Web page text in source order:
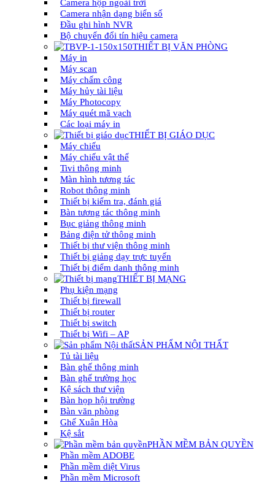
Camera hộp ngoài trời
Camera nhận dạng biển số
Đầu ghi hình NVR
Bộ chuyển đổi tín hiệu camera
THIẾT BỊ VĂN PHÒNG
Máy in
Máy scan
Máy chấm công
Máy hủy tài liệu
Máy Photocopy
Máy quét mã vạch
Các loại máy in
THIẾT BỊ GIÁO DỤC
Máy chiếu
Máy chiếu vật thể
Tivi thông minh
Màn hình tương tác
Robot thông minh
Thiết bị kiểm tra, đánh giá
Bàn tương tác thông minh
Bục giảng thông minh
Bảng điện tử thông minh
Thiết bị thư viện thông minh
Thiết bị giảng dạy trực tuyến
Thiết bị điểm danh thông minh
THIẾT BỊ MẠNG
Phụ kiện mạng
Thiết bị firewall
Thiết bị router
Thiết bị switch
Thiết bị Wifi – AP
SẢN PHẨM NỘI THẤT
Tủ tài liệu
Bàn ghế thông minh
Bàn ghế trường học
Kệ sách thư viện
Bàn họp hội trường
Bàn văn phòng
Ghế Xuân Hòa
Kệ sắt
PHẦN MỀM BẢN QUYỀN
Phần mềm ADOBE
Phần mềm diệt Virus
Phần mềm Microsoft